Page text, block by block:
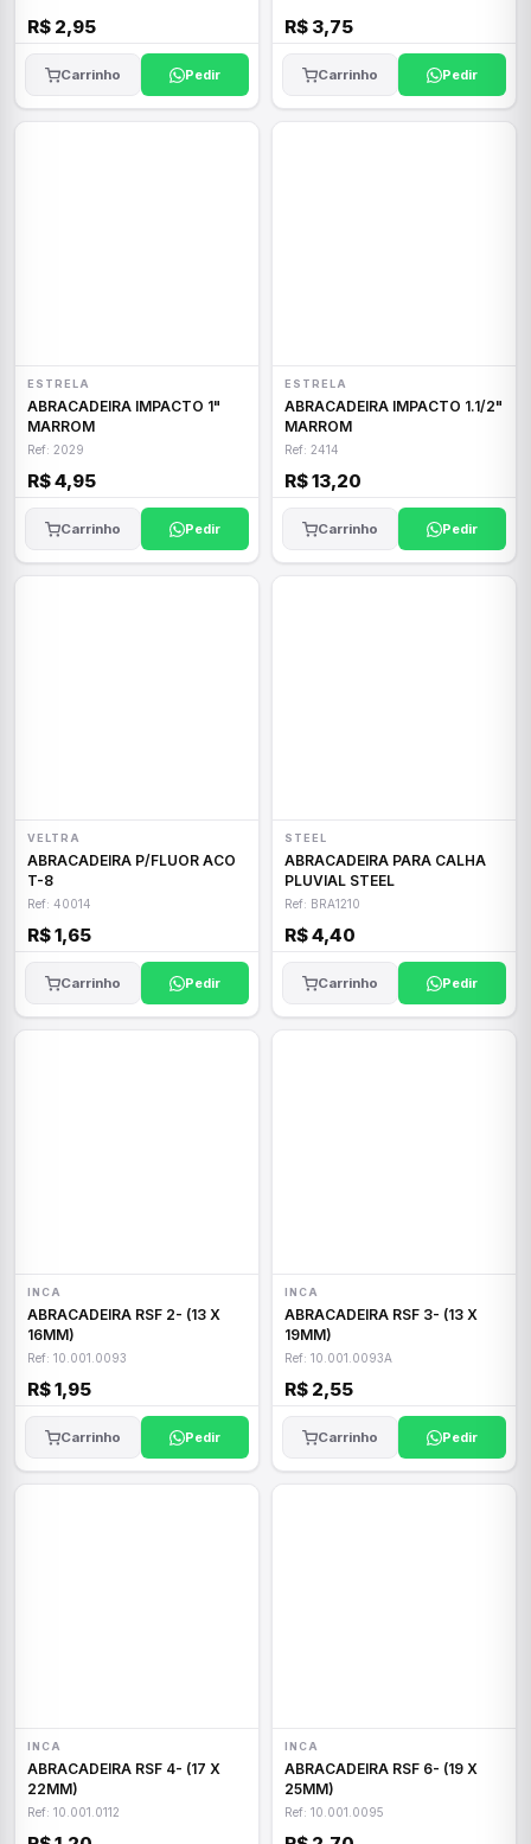
R$ 2,95
Carrinho Pedir
R$ 3,75
Carrinho Pedir
ESTRELA
ABRACADEIRA IMPACTO 1"
MARROM
Ref: 2029
R$ 4,95
Carrinho Pedir
ESTRELA
ABRACADEIRA IMPACTO 1.1/2"
MARROM
Ref: 2414
R$ 13,20
Carrinho Pedir
VELTRA
ABRACADEIRA P/FLUOR ACO
T-8
Ref: 40014
R$ 1,65
Carrinho Pedir
STEEL
ABRACADEIRA PARA CALHA
PLUVIAL STEEL
Ref: BRA1210
R$ 4,40
Carrinho Pedir
INCA
ABRACADEIRA RSF 2- (13 X
16MM)
Ref: 10.001.0093
R$ 1,95
Carrinho Pedir
INCA
ABRACADEIRA RSF 3- (13 X
19MM)
Ref: 10.001.0093A
R$ 2,55
Carrinho Pedir
INCA
ABRACADEIRA RSF 4- (17 X
22MM)
Ref: 10.001.0112
INCA
ABRACADEIRA RSF 6- (19 X
25MM)
Ref: 10.001.0095